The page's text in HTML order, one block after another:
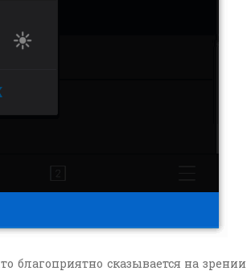
благоприятно сказывается на зрении